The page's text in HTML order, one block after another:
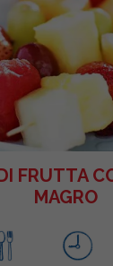
FRUTTA
MAGRO